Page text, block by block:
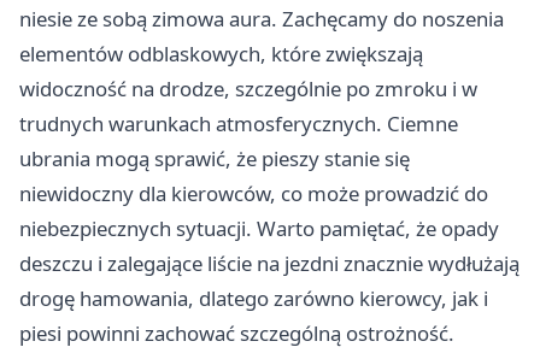
niesie ze sobą zimowa aura. Zachęcamy do noszenia
elementów odblaskowych, które zwiększają
widoczność na drodze, szczególnie po zmroku i w
trudnych warunkach atmosferycznych. Ciemne
ubrania mogą sprawić, że pieszy stanie się
niewidoczny dla kierowców, co może prowadzić do
niebezpiecznych sytuacji. Warto pamiętać, że opady
deszczu i zalegające liście na jezdni znacznie wydłużają
drogę hamowania, dlatego zarówno kierowcy, jak i
piesi powinni zachować szczególną ostrożność.